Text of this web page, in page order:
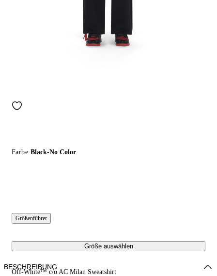
Farbe:Black-No Color
Größenführer
Größe auswählen
Off-White™ c/o AC Milan Sweatshirt
BESCHREIBUNG